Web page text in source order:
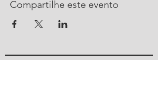
Compartilhe este evento